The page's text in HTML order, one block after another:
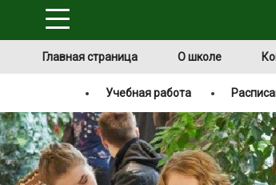
Главная страница О школе
Учебная работа